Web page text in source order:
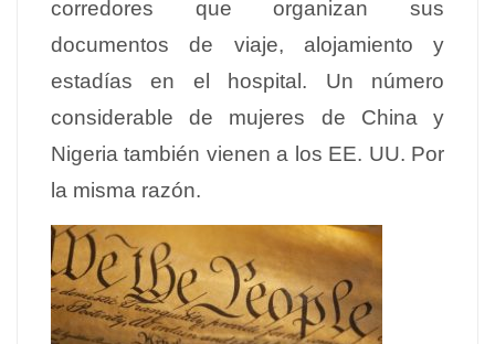
corredores que organizan sus
documentos de viaje, alojamiento y
estadías en el hospital. Un número
considerable de mujeres de China y
Nigeria también vienen a los EE. UU. Por
la misma razón.